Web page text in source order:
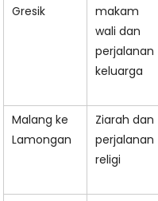
Gresik
makam
wali dan
perjalanan
keluarga
Malang ke
Lamongan
Ziarah dan
perjalanan
religi